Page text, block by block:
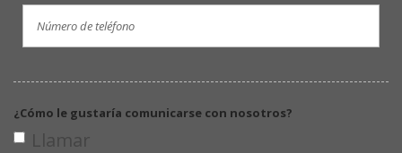
¿Cómo le gustaría comunicarse con nosotros?
Llamar